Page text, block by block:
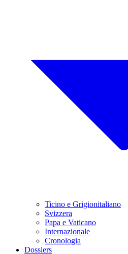
Ticino e Grigionitaliano
Svizzera
Papa e Vaticano
Internazionale
Cronologia
Dossiers